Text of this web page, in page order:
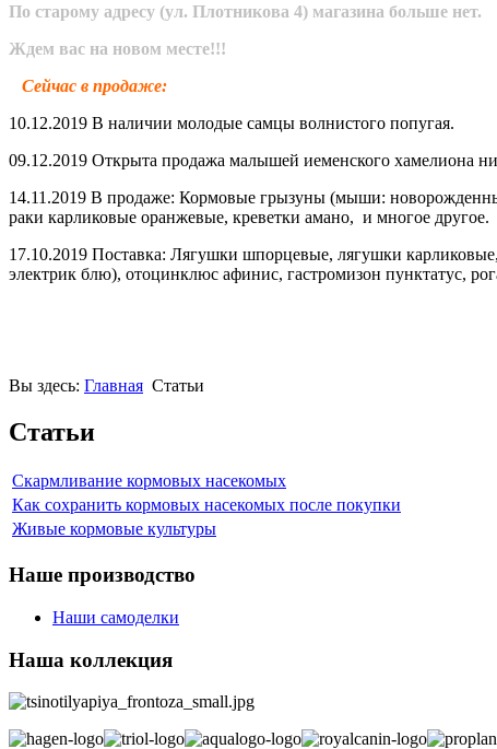
По старому адресу (ул. Плотникова 4) магазина больше нет.
Ждем вас на новом месте!!!
Сейчас в продаже:
10.12.2019 В наличии молодые самцы волнистого попугая.
09.12.2019 Открыта продажа малышей иеменского хамелиона
14.11.2019 В продаже: Кормовые грызуны (мыши:
раки карликовые оранжевые, креветки амано, и многое другое.
17.10.2019 Поставка: Лягушки шпорцевые, лягушки
электрик блю), отоцинклюс афинис, гастромизон пунктатус,
Вы здесь: Главная Статьи
Статьи
Скармливание кормовых насекомых
Как сохранить кормовых насекомых после покупки
Живые кормовые культуры
Наше производство
Наши самоделки
Наша коллекция